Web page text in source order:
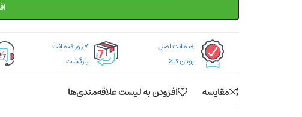
ضمانت اصل
بودن کالا
۷ روز ضمانت
بازگشت
مقایسه افزودن به لیست علاقه‌مندی‌ها